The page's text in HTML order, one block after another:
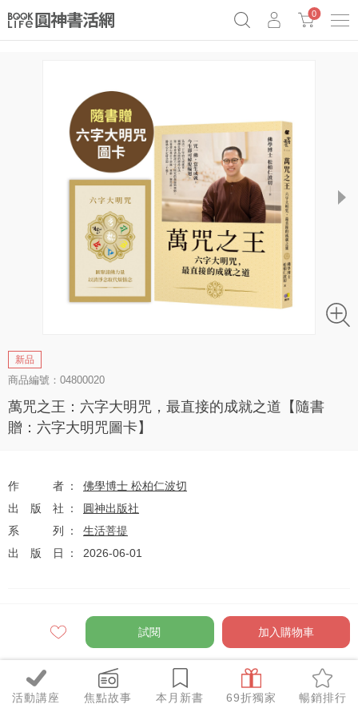
Netflix話題章魚小說！
0
活動講座 焦點故事 本月新書 69折獨家 暢銷排行
next
新品
商品編號：04800020
萬咒之王：六字大明咒，最直接的成就之道【隨書
贈：六字大明咒圖卡】
作者
佛學博士 松柏仁波切
出版社
圓神出版社
系列
生活菩提
出版日
2026-06-01
$390
79折$308元
試閱 加入購物車